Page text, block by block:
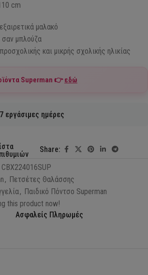
cm
μαλακό
μπλούζα
και μικρής σχολικής ηλικίας
Superman 👉εδώ
ημέρες
Share:
CBX224016SUP
, Πετσέτες Θαλάσσης
, Παιδικό Πόντσο Superman
this product now!
Ασφαλείς Πληρωμές